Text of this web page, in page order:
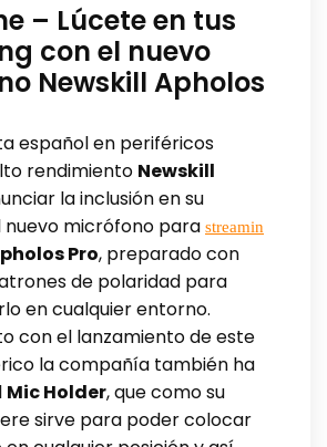
– Lúcete en tus
con el nuevo
Newskill Apholos
español en periféricos
rendimiento Newskill
la inclusión en su
micrófono para streamin
Pro, preparado con
de polaridad para
en cualquier entorno.
con el lanzamiento de este
la compañía también ha
Mic Holder, que como su
sirve para poder colocar